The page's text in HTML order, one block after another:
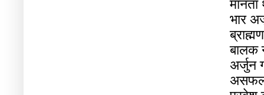
मानता
भार
ब्राह्मण
बालक
अर्जुन